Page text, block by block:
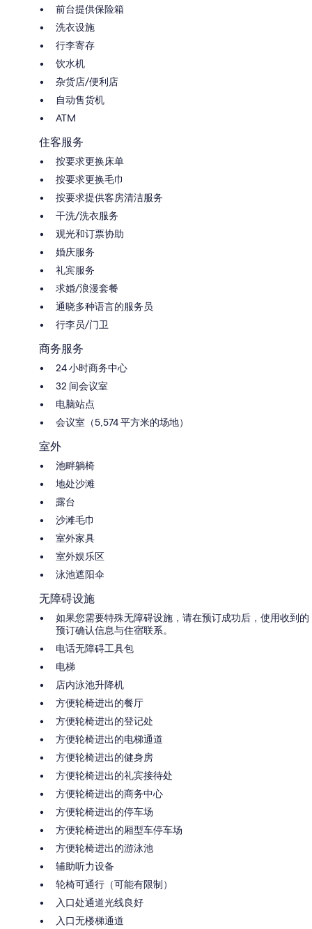
前台提供保险箱
洗衣设施
行李寄存
饮水机
杂货店/便利店
自动售货机
ATM
住客服务
按要求更换床单
按要求更换毛巾
按要求提供客房清洁服务
干洗/洗衣服务
观光和订票协助
婚庆服务
礼宾服务
求婚/浪漫套餐
通晓多种语言的服务员
行李员/门卫
商务服务
24 小时商务中心
32 间会议室
电脑站点
会议室（5,574 平方米的场地）
室外
池畔躺椅
地处沙滩
露台
沙滩毛巾
室外家具
室外娱乐区
泳池遮阳伞
无障碍设施
如果您需要特殊无障碍设施，请在预订成功后，使用收到的
预订确认信息与住宿联系。
电话无障碍工具包
电梯
店内泳池升降机
方便轮椅进出的餐厅
方便轮椅进出的登记处
方便轮椅进出的电梯通道
方便轮椅进出的健身房
方便轮椅进出的礼宾接待处
方便轮椅进出的商务中心
方便轮椅进出的停车场
方便轮椅进出的厢型车停车场
方便轮椅进出的游泳池
辅助听力设备
轮椅可通行（可能有限制）
入口处通道光线良好
入口无楼梯通道